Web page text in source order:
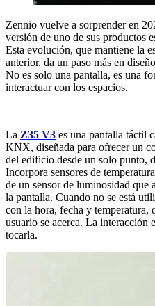
Zennio vuelve a sorprender en
versión de uno de sus productos
Esta evolución, que mantiene la
anterior, da un paso más en
No es solo una pantalla, es una
interactuar con los espacios.
La Z35 V3 es una pantalla táctil
KNX, diseñada para ofrecer un
del edificio desde un solo punto,
Incorpora sensores de
de un sensor de luminosidad que
la pantalla. Cuando no se está
con la hora, fecha y temperatura,
usuario se acerca. La interacción
tocarla.